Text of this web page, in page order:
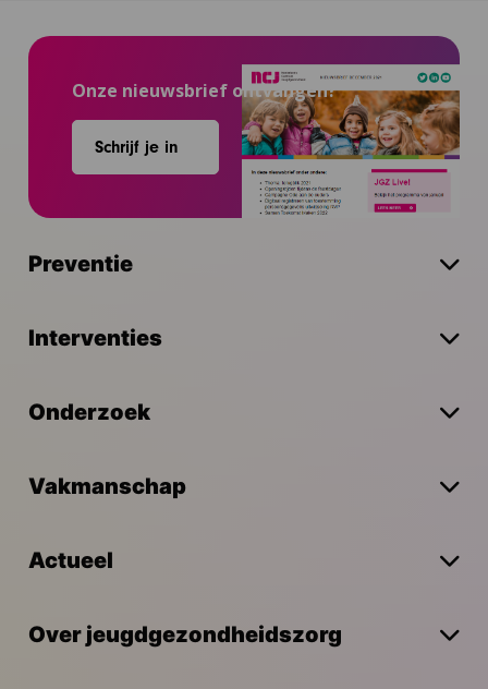
Onze nieuwsbrief ontvangen?
Schrijf je in
Preventie
Interventies
Onderzoek
Vakmanschap
Actueel
Over jeugdgezondheidszorg